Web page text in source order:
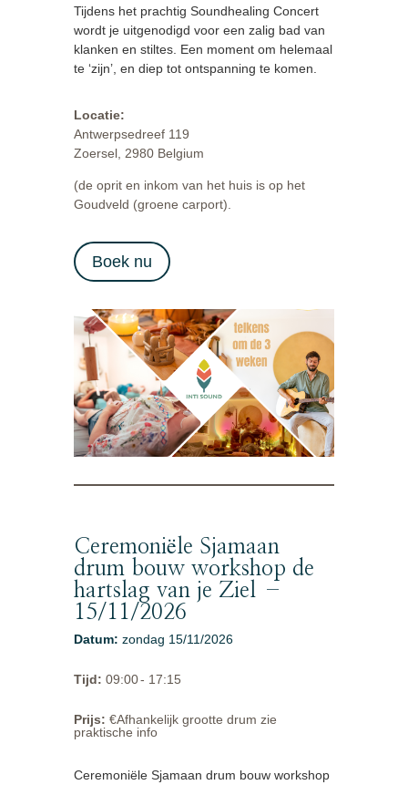
Tijdens het prachtig Soundhealing Concert
wordt je uitgenodigd voor een zalig bad van
klanken en stiltes. Een moment om helemaal
te ‘zijn’, en diep tot ontspanning te komen.
Locatie:
Antwerpsedreef 119
Zoersel, 2980 Belgium
(de oprit en inkom van het huis is op het
Goudveld (groene carport).
Boek nu
Ceremoniële Sjamaan
drum bouw workshop de
hartslag van je Ziel –
15/11/2026
Datum: zondag 15/11/2026
Tijd: 09:00- 17:15
Prijs: €Afhankelijk grootte drum zie
praktische info
Ceremoniële Sjamaan drum bouw workshop